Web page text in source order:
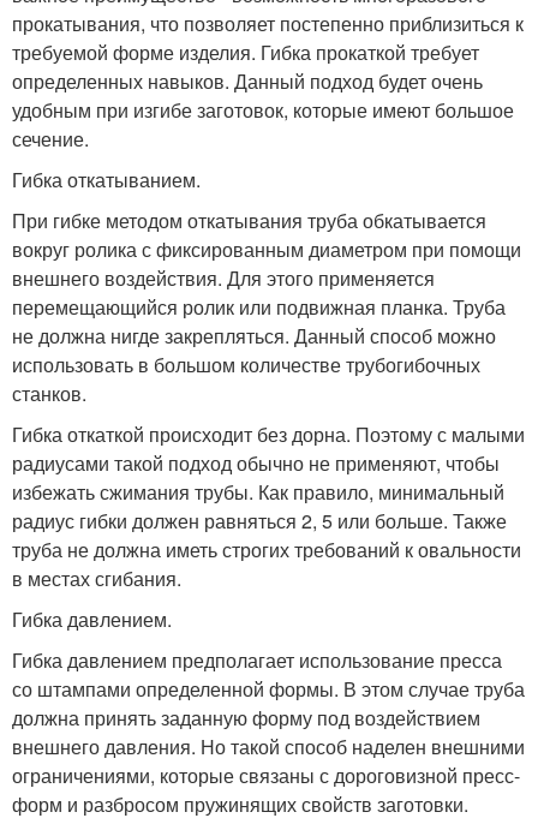
прокатывания, что позволяет постепенно приблизиться к
требуемой форме изделия. Гибка прокаткой требует
определенных навыков. Данный подход будет очень
удобным при изгибе заготовок, которые имеют большое
сечение.
Гибка откатыванием.
При гибке методом откатывания труба обкатывается
вокруг ролика с фиксированным диаметром при помощи
внешнего воздействия. Для этого применяется
перемещающийся ролик или подвижная планка. Труба
не должна нигде закрепляться. Данный способ можно
использовать в большом количестве трубогибочных
станков.
Гибка откаткой происходит без дорна. Поэтому с малыми
радиусами такой подход обычно не применяют, чтобы
избежать сжимания трубы. Как правило, минимальный
радиус гибки должен равняться 2, 5 или больше. Также
труба не должна иметь строгих требований к овальности
в местах сгибания.
Гибка давлением.
Гибка давлением предполагает использование пресса
со штампами определенной формы. В этом случае труба
должна принять заданную форму под воздействием
внешнего давления. Но такой способ наделен внешними
ограничениями, которые связаны с дороговизной пресс-
форм и разбросом пружинящих свойств заготовки.